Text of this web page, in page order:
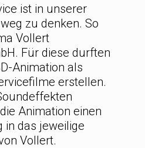
ist in unserer
zu denken. So
Vollert
Für diese durften
Animation als
erstellen.
Animation einen
in das jeweilige
Vollert.